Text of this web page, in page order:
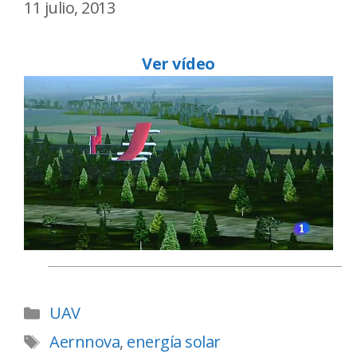
11 julio, 2013
Ver vídeo
UAV
Aernnova, energía solar